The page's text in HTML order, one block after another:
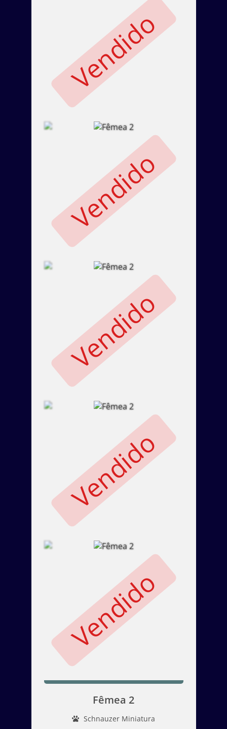
Vendido
Vendido
Vendido
Vendido
Vendido
Fêmea 2
Schnauzer Miniatura